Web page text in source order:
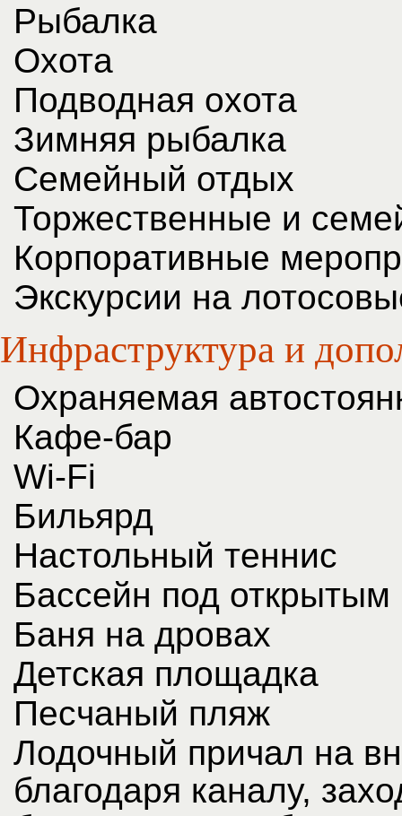
Рыбалка
Охота
Подводная охота
Зимняя рыбалка
Семейный отдых
Торжественные и
Корпоративные
Экскурсии на
Инфраструктура и
Охраняемая
Кафе-бар
Wi-Fi
Бильярд
Настольный теннис
Бассейн под
Баня на дровах
Детская площадка
Песчаный пляж
Лодочный причал на
благодаря каналу,